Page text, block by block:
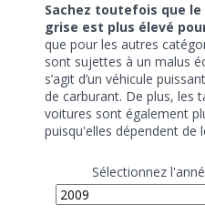
Sachez toutefois que
grise est plus élevé
que pour les autres
sont sujettes à un malus
s’agit d’un véhicule
de carburant. De plus, les
voitures sont également
puisqu'elles dépendent de
Sélectionnez